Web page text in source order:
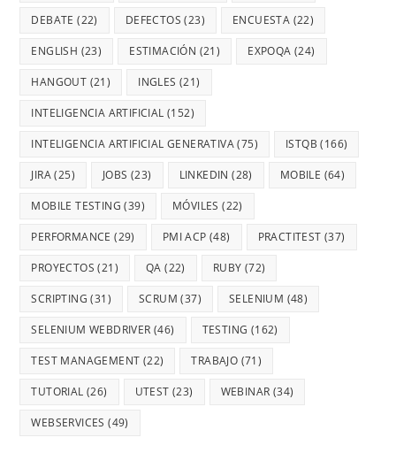
DEBATE (22) DEFECTOS (23) ENCUESTA (22)
ENGLISH (23) ESTIMACIÓN (21) EXPOQA (24)
HANGOUT (21) INGLES (21)
INTELIGENCIA ARTIFICIAL (152)
INTELIGENCIA ARTIFICIAL GENERATIVA(75) ISTQB (166)
JIRA(25) JOBS (23) LINKEDIN (28) MOBILE (64)
MOBILE TESTING (39) MÓVILES (22)
PERFORMANCE (29) PMI ACP (48) PRACTITEST (37)
PROYECTOS (21) QA (22) RUBY (72)
SCRIPTING (31) SCRUM (37) SELENIUM (48)
SELENIUM WEBDRIVER (46) TESTING (162)
TEST MANAGEMENT (22) TRABAJO (71)
TUTORIAL (26) UTEST (23) WEBINAR (34)
WEBSERVICES (49)